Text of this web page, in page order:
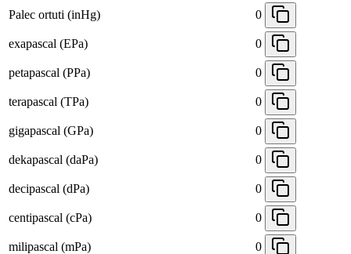
Palec ortuti (inHg) 0
exapascal (EPa) 0
petapascal (PPa) 0
terapascal (TPa) 0
gigapascal (GPa) 0
dekapascal (daPa) 0
decipascal (dPa) 0
centipascal (cPa) 0
milipascal (mPa) 0